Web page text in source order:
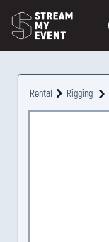
Rental Rigging